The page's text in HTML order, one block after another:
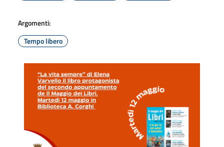
Argomenti:
Tempo libero